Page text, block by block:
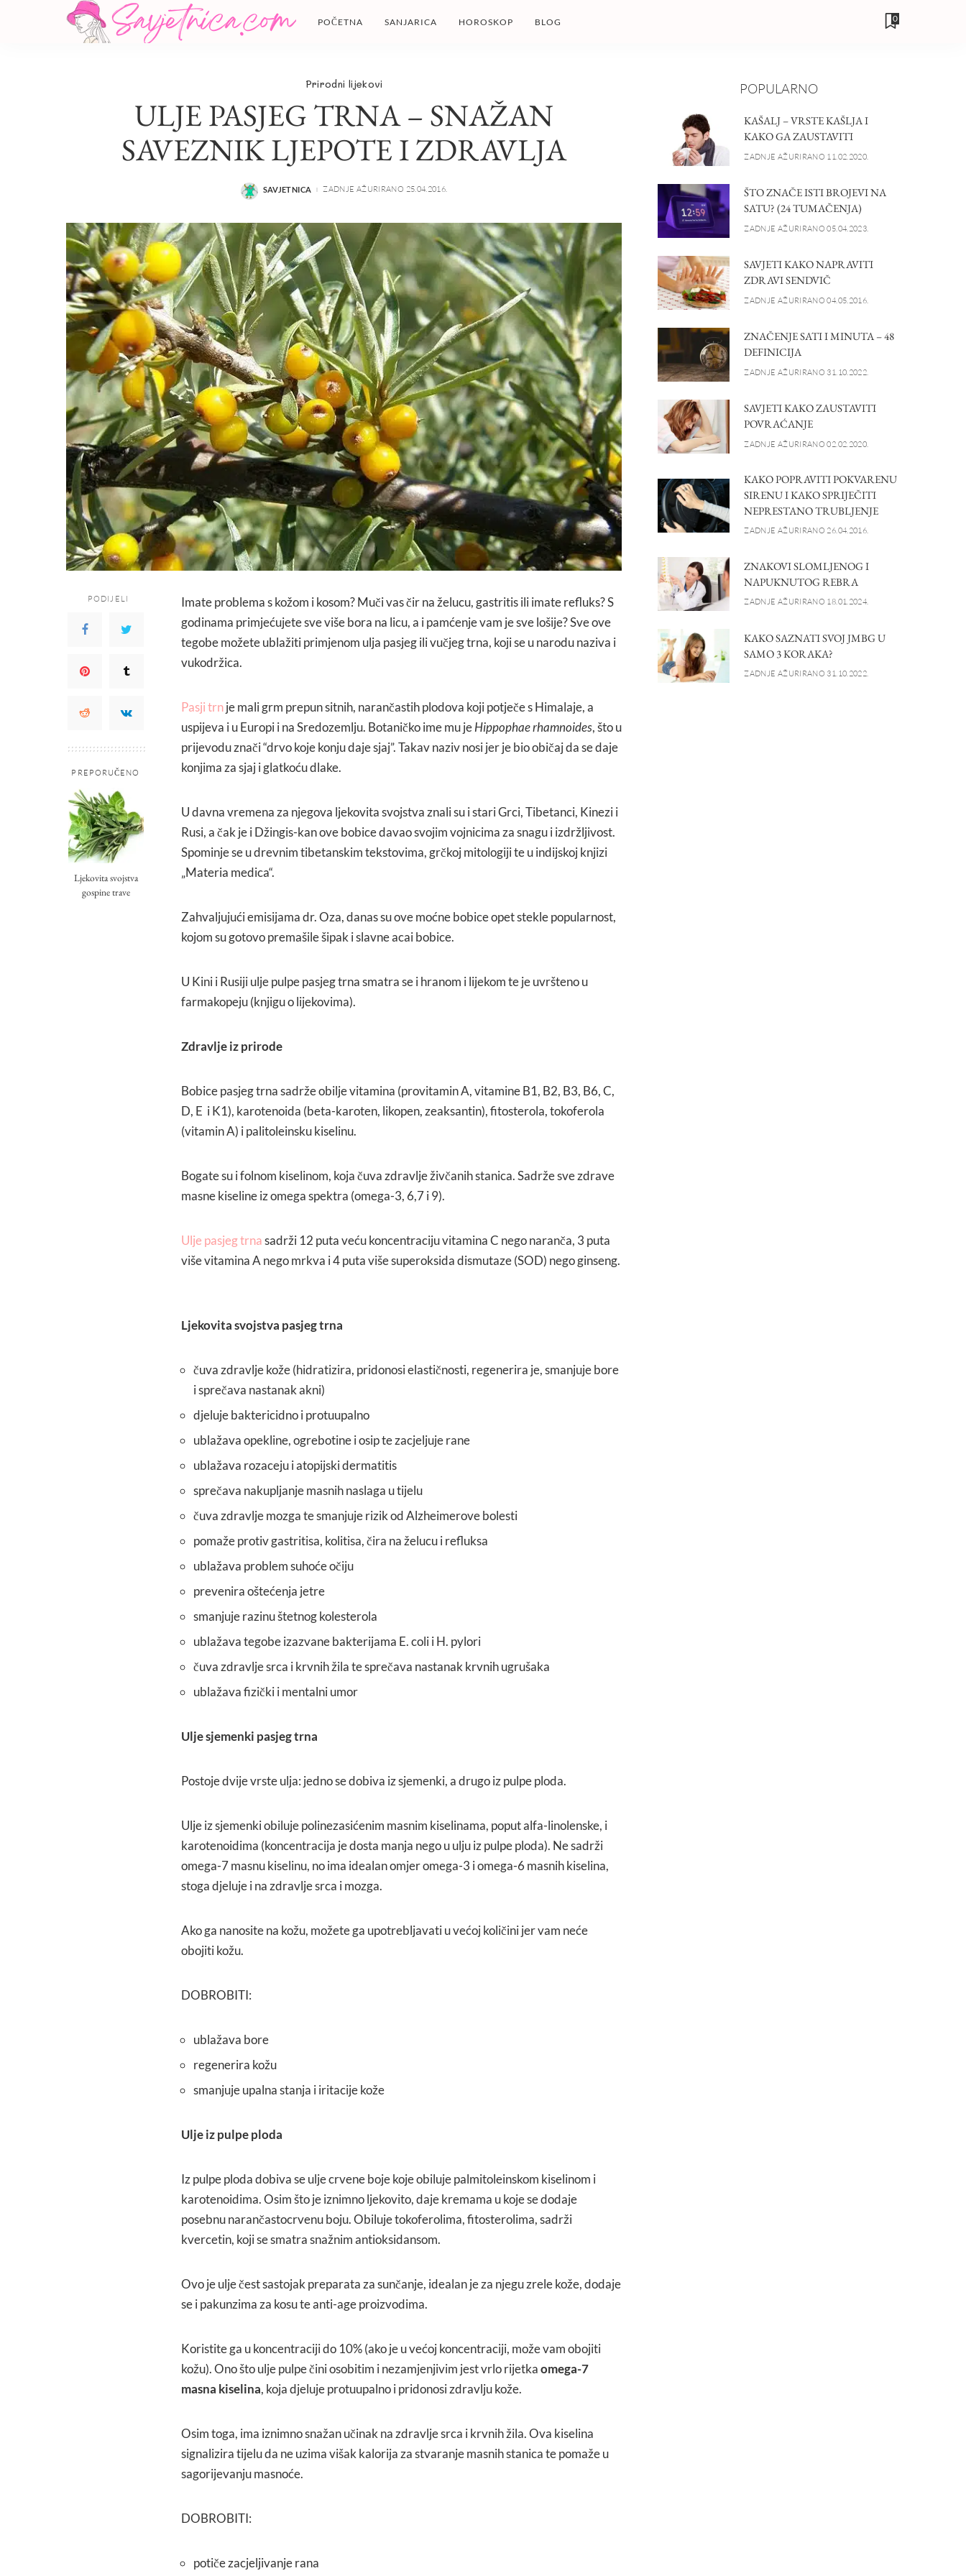
POČETNA SANJARICA HOROSKOP BLOG 0
Prirodni lijekovi
ULJE PASJEG TRNA – SNAŽAN
SAVEZNIK LJEPOTE I ZDRAVLJA
POSTED
SAVJETNICA ZADNJE AŽURIRANO 25.04.2016.
PODIJELI
PREPORUČENO
Ljekovita svojstva
gospine trave
Imate problema s kožom i kosom? Muči vas čir na želucu, gastritis ili imate refluks? S
godinama primjećujete sve više bora na licu, a i pamćenje vam je sve lošije? Sve ove
tegobe možete ublažiti primjenom ulja pasjeg ili vučjeg trna, koji se u narodu naziva i
vukodržica.
Pasji trnje mali grm prepun sitnih, narančastih plodova koji potječe s Himalaje, a
uspijeva i u Europi i na Sredozemlju. Botaničko ime mu jeHippophae rhamnoides, što u
prijevodu znači “drvo koje konju daje sjaj”. Takav naziv nosi jer je bio običaj da se daje
konjima za sjaj i glatkoću dlake.
U davna vremena za njegova ljekovita svojstva znali su i stari Grci, Tibetanci, Kinezi i
Rusi, a čak je i Džingis-kan ove bobice davao svojim vojnicima za snagu i izdržljivost.
Spominje se u drevnim tibetanskim tekstovima, grčkoj mitologiji te u indijskoj knjizi
„Materia medica“.
Zahvaljujući emisijama dr. Oza, danas su ove moćne bobice opet stekle popularnost,
kojom su gotovo premašile šipak i slavne acai bobice.
U Kini i Rusiji ulje pulpe pasjeg trna smatra se i hranom i lijekom te je uvršteno u
farmakopeju (knjigu o lijekovima).
Zdravlje iz prirode
Bobice pasjeg trna sadrže obilje vitamina (provitamin A, vitamine B1, B2, B3, B6, C,
D, E i K1), karotenoida (beta-karoten, likopen, zeaksantin), fitosterola, tokoferola
(vitamin A) i palitoleinsku kiselinu.
Bogate su i folnom kiselinom, koja čuva zdravlje živčanih stanica. Sadrže sve zdrave
masne kiseline iz omega spektra (omega-3, 6,7 i 9).
Ulje pasjeg trnasadrži 12 puta veću koncentraciju vitamina C nego naranča, 3 puta
više vitamina A nego mrkva i 4 puta više superoksida dismutaze (SOD) nego ginseng.
Ljekovita svojstva pasjeg trna
čuva zdravlje kože (hidratizira, pridonosi elastičnosti, regenerira je, smanjuje bore
i sprečava nastanak akni)
djeluje baktericidno i protuupalno
ublažava opekline, ogrebotine i osip te zacjeljuje rane
ublažava rozaceju i atopijski dermatitis
sprečava nakupljanje masnih naslaga u tijelu
čuva zdravlje mozga te smanjuje rizik od Alzheimerove bolesti
pomaže protiv gastritisa, kolitisa, čira na želucu i refluksa
ublažava problem suhoće očiju
prevenira oštećenja jetre
smanjuje razinu štetnog kolesterola
ublažava tegobe izazvane bakterijama E. coli i H. pylori
čuva zdravlje srca i krvnih žila te sprečava nastanak krvnih ugrušaka
ublažava fizički i mentalni umor
Ulje sjemenki pasjeg trna
Postoje dvije vrste ulja: jedno se dobiva iz sjemenki, a drugo iz pulpe ploda.
Ulje iz sjemenki obiluje polinezasićenim masnim kiselinama, poput alfa-linolenske, i
karotenoidima (koncentracija je dosta manja nego u ulju iz pulpe ploda). Ne sadrži
omega-7 masnu kiselinu, no ima idealan omjer omega-3 i omega-6 masnih kiselina,
stoga djeluje i na zdravlje srca i mozga.
Ako ga nanosite na kožu, možete ga upotrebljavati u većoj količini jer vam neće
obojiti kožu.
DOBROBITI:
ublažava bore
regenerira kožu
smanjuje upalna stanja i iritacije kože
Ulje iz pulpe ploda
Iz pulpe ploda dobiva se ulje crvene boje koje obiluje palmitoleinskom kiselinom i
karotenoidima. Osim što je iznimno ljekovito, daje kremama u koje se dodaje
posebnu narančastocrvenu boju. Obiluje tokoferolima, fitosterolima, sadrži
kvercetin, koji se smatra snažnim antioksidansom.
Ovo je ulje čest sastojak preparata za sunčanje, idealan je za njegu zrele kože, dodaje
se i pakunzima za kosu te anti-age proizvodima.
Koristite ga u koncentraciji do 10% (ako je u većoj koncentraciji, može vam obojiti
kožu). Ono što ulje pulpe čini osobitim i nezamjenjivim jest vrlo rijetkaomega-7
masna kiselina, koja djeluje protuupalno i pridonosi zdravlju kože.
Osim toga, ima iznimno snažan učinak na zdravlje srca i krvnih žila. Ova kiselina
signalizira tijelu da ne uzima višak kalorija za stvaranje masnih stanica te pomaže u
sagorijevanju masnoće.
DOBROBITI:
potiče zacjeljivanje rana
POPULARNO
KAŠALJ – VRSTE KAŠLJA I
KAKO GA ZAUSTAVITI
ZADNJE AŽURIRANO 11.02.2020.
ŠTO ZNAČE ISTI BROJEVI NA
SATU? (24 TUMAČENJA)
ZADNJE AŽURIRANO 05.04.2023.
SAVJETI KAKO NAPRAVITI
ZDRAVI SENDVIČ
ZADNJE AŽURIRANO 04.05.2016.
ZNAČENJE SATI I MINUTA – 48
DEFINICIJA
ZADNJE AŽURIRANO 31.10.2022.
SAVJETI KAKO ZAUSTAVITI
POVRAĆANJE
ZADNJE AŽURIRANO 02.02.2020.
KAKO POPRAVITI POKVARENU
SIRENU I KAKO SPRIJEČITI
NEPRESTANO TRUBLJENJE
ZADNJE AŽURIRANO 26.04.2016.
ZNAKOVI SLOMLJENOG I
NAPUKNUTOG REBRA
ZADNJE AŽURIRANO 18.01.2024.
KAKO SAZNATI SVOJ JMBG U
SAMO 3 KORAKA?
ZADNJE AŽURIRANO 31.10.2022.